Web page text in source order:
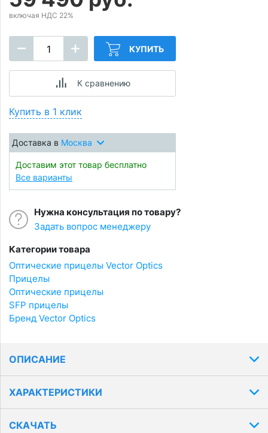
включая НДС 22%
КУПИТЬ
К сравнению
Купить в 1 клик
Доставка в Москва
Доставим этот товар бесплатно
Все варианты
Нужна консультация по товару?
Задать вопрос менеджеру
Категории товара
Оптические прицелы Vector Optics
Прицелы
Оптические прицелы
SFP прицелы
Бренд Vector Optics
ОПИСАНИЕ
ХАРАКТЕРИСТИКИ
СКАЧАТЬ